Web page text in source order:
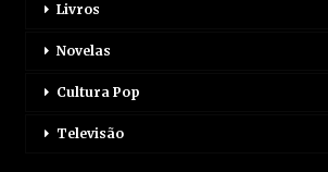
Livros
Novelas
Cultura Pop
Televisão